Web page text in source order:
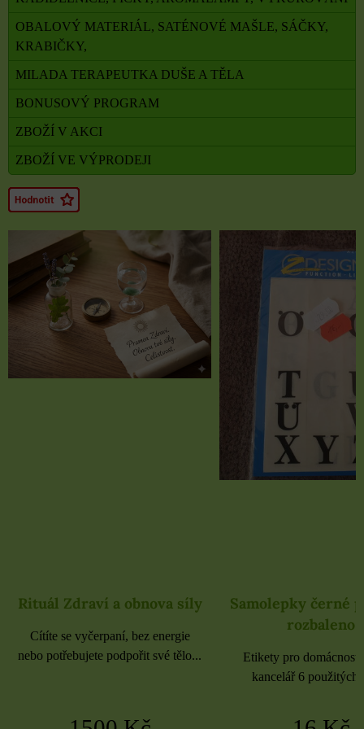
OBALOVÝ MATERIÁL, SATÉNOVÉ MAŠLE, SÁČKY,
KRABIČKY,
MILADA TERAPEUTKA DUŠE A TĚLA
BONUSOVÝ PROGRAM
ZBOŽÍ V AKCI
ZBOŽÍ VE VÝPRODEJI
Rituál Zdraví a obnova síly
Cítíte se vyčerpaní, bez energie
nebo potřebujete podpořit své tělo...
Samolepky černé
rozbaleno
Etikety pro
kancelář 6 použitých